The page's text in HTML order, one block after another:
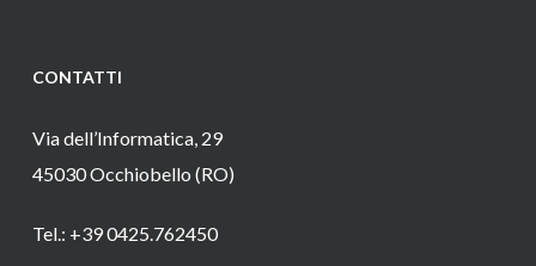
CONTATTI
Via dell’Informatica, 29
45030 Occhiobello (RO)
Tel.: +39 0425.762450